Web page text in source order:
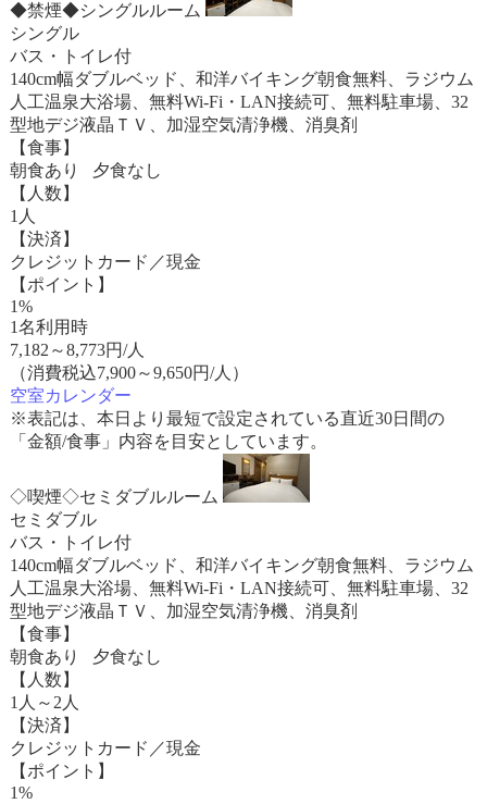
◆禁煙◆シングルルーム
シングル
バス・トイレ付
140cm幅ダブルベッド、和洋バイキング朝食無料、ラジウム
人工温泉大浴場、無料Wi-Fi・LAN接続可、無料駐車場、32
型地デジ液晶ＴＶ、加湿空気清浄機、消臭剤
【食事】
朝食あり 夕食なし
【人数】
1人
【決済】
クレジットカード／現金
【ポイント】
1%
1名利用時
7,182 ～8,773円/人
（消費税込7,900～9,650円/人）
空室カレンダー
※表記は、本日より最短で設定されている直近30日間の
「金額/食事」内容を目安としています。
◇喫煙◇セミダブルルーム
セミダブル
バス・トイレ付
140cm幅ダブルベッド、和洋バイキング朝食無料、ラジウム
人工温泉大浴場、無料Wi-Fi・LAN接続可、無料駐車場、32
型地デジ液晶ＴＶ、加湿空気清浄機、消臭剤
【食事】
朝食あり 夕食なし
【人数】
1人～2人
【決済】
クレジットカード／現金
【ポイント】
1%